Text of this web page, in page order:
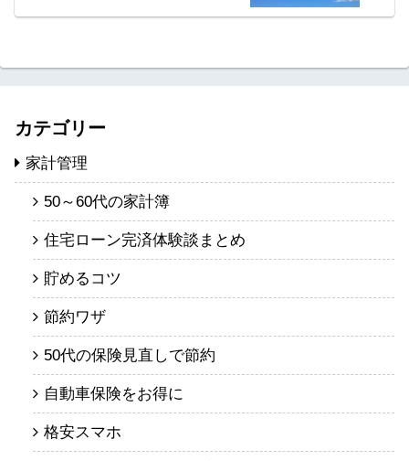
カテゴリー
家計管理
50～60代の家計簿
住宅ローン完済体験談まとめ
貯めるコツ
節約ワザ
50代の保険見直しで節約
自動車保険をお得に
格安スマホ